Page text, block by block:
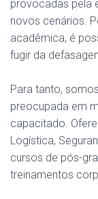
provocadas pela
novos cenários.
acadêmica, é
fugir da
Para tanto,
preocupada em
capacitado.
Logística,
cursos de pós-
treinamentos